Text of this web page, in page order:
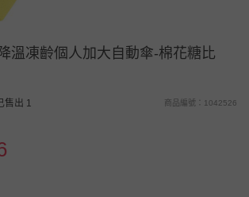
溫凍齡個人加大自動傘-棉花糖比
售出 1 商品編號：1042526